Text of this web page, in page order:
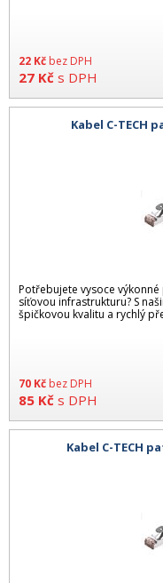
22 Kč bez DPH
27 Kč s DPH
Kabel C-TECH
Potřebujete vysoce
síťovou infrastrukturu? S
špičkovou kvalitu a rychlý
70 Kč bez DPH
85 Kč s DPH
Kabel C-TECH